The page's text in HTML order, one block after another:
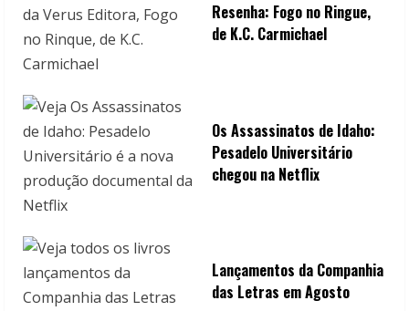
Resenha: Fogo no Ringue,
de K.C. Carmichael
Os Assassinatos de Idaho:
Pesadelo Universitário
chegou na Netflix
Lançamentos da Companhia
das Letras em Agosto